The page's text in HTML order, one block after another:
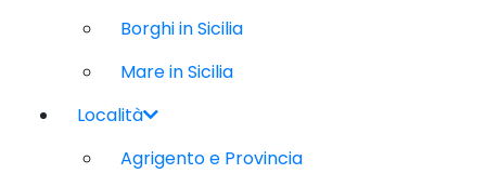
Borghi in Sicilia
Mare in Sicilia
Località
Agrigento e Provincia